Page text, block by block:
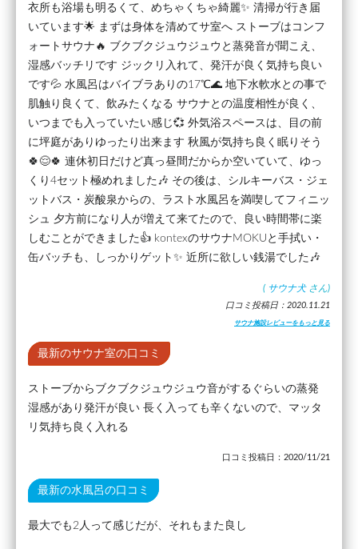
衣所も浴場も明るくて、めちゃくちゃ綺麗✨ 清掃が行き届
いています🌟 まずは身体を清めてサ室へ ストーブはコンフ
ォートサウナ🔥 ブクブクジュウジュウと蒸発音が聞こえ、
湿感バッチリです ジックリ入れて、発汗が良く気持ち良い
です💦 水風呂はバイブラありの17℃🌊 地下水軟水との事で
肌触り良くて、飲みたくなる サウナとの温度相性が良く、
いつまでも入っていたい感じ💞 外気浴スペースは、目の前
に坪庭がありゆったり出来ます 秋風が気持ち良く眠りそう
🍀😌🍀 連休初日だけど真っ昼間だからか空いていて、ゆっ
くり4セット極めれました🎶 その後は、シルキーバス・ジェ
ットバス・炭酸泉からの、ラスト水風呂を満喫してフィニッ
シュ 夕方前になり人が増えて来てたので、良い時間帯に楽
しむことができました👍 kontexのサウナMOKUと手拭い・
缶バッチも、しっかりゲット✨ 近所に欲しい銭湯でした🎶
( サウナ犬 さん)
口コミ投稿日：2020.11.21
サウナ施設レビューをもっと見る
最新のサウナ室の口コミ
ストーブからブクブクジュウジュウ音がするぐらいの蒸発
湿感があり発汗が良い 長く入っても辛くないので、マッタ
リ気持ち良く入れる
口コミ投稿日：2020/11/21
最新の水風呂の口コミ
最大でも2人って感じだが、それもまた良し